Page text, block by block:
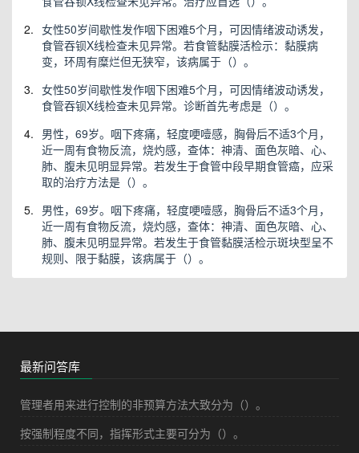
2. 女性50岁间歇性发作咽下困难5个月，可因情绪波动诱发，
食管吞钡X线检查未见异常。若食管黏膜活检示：黏膜病
变，环周有糜烂但无狭窄，该病属于（）。
3. 女性50岁间歇性发作咽下困难5个月，可因情绪波动诱发，
食管吞钡X线检查未见异常。诊断首先考虑是（）。
4. 男性，69岁。咽下疼痛，轻度哽噎感，胸骨后不适3个月，
近一周有食物反流，烧灼感，查体：神清、面色灰暗、心、
肺、腹未见明显异常。若发生于食管中段早期食管癌，应采
取的治疗方法是（）。
5. 男性，69岁。咽下疼痛，轻度哽噎感，胸骨后不适3个月，
近一周有食物反流，烧灼感，查体：神清、面色灰暗、心、
肺、腹未见明显异常。若发生于食管黏膜活检示斑块型呈不
规则、限于黏膜，该病属于（）。
最新问答库
管理者用来进行控制的非预算方法大致分为（）。
按强制程度不同，指挥形式主要可分为（）。